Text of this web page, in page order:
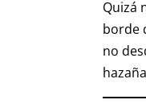
Quizá
borde
no